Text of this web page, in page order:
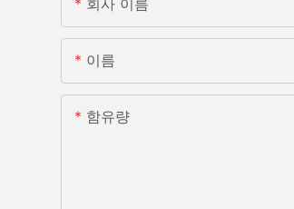
회사 이름
이름
함유량